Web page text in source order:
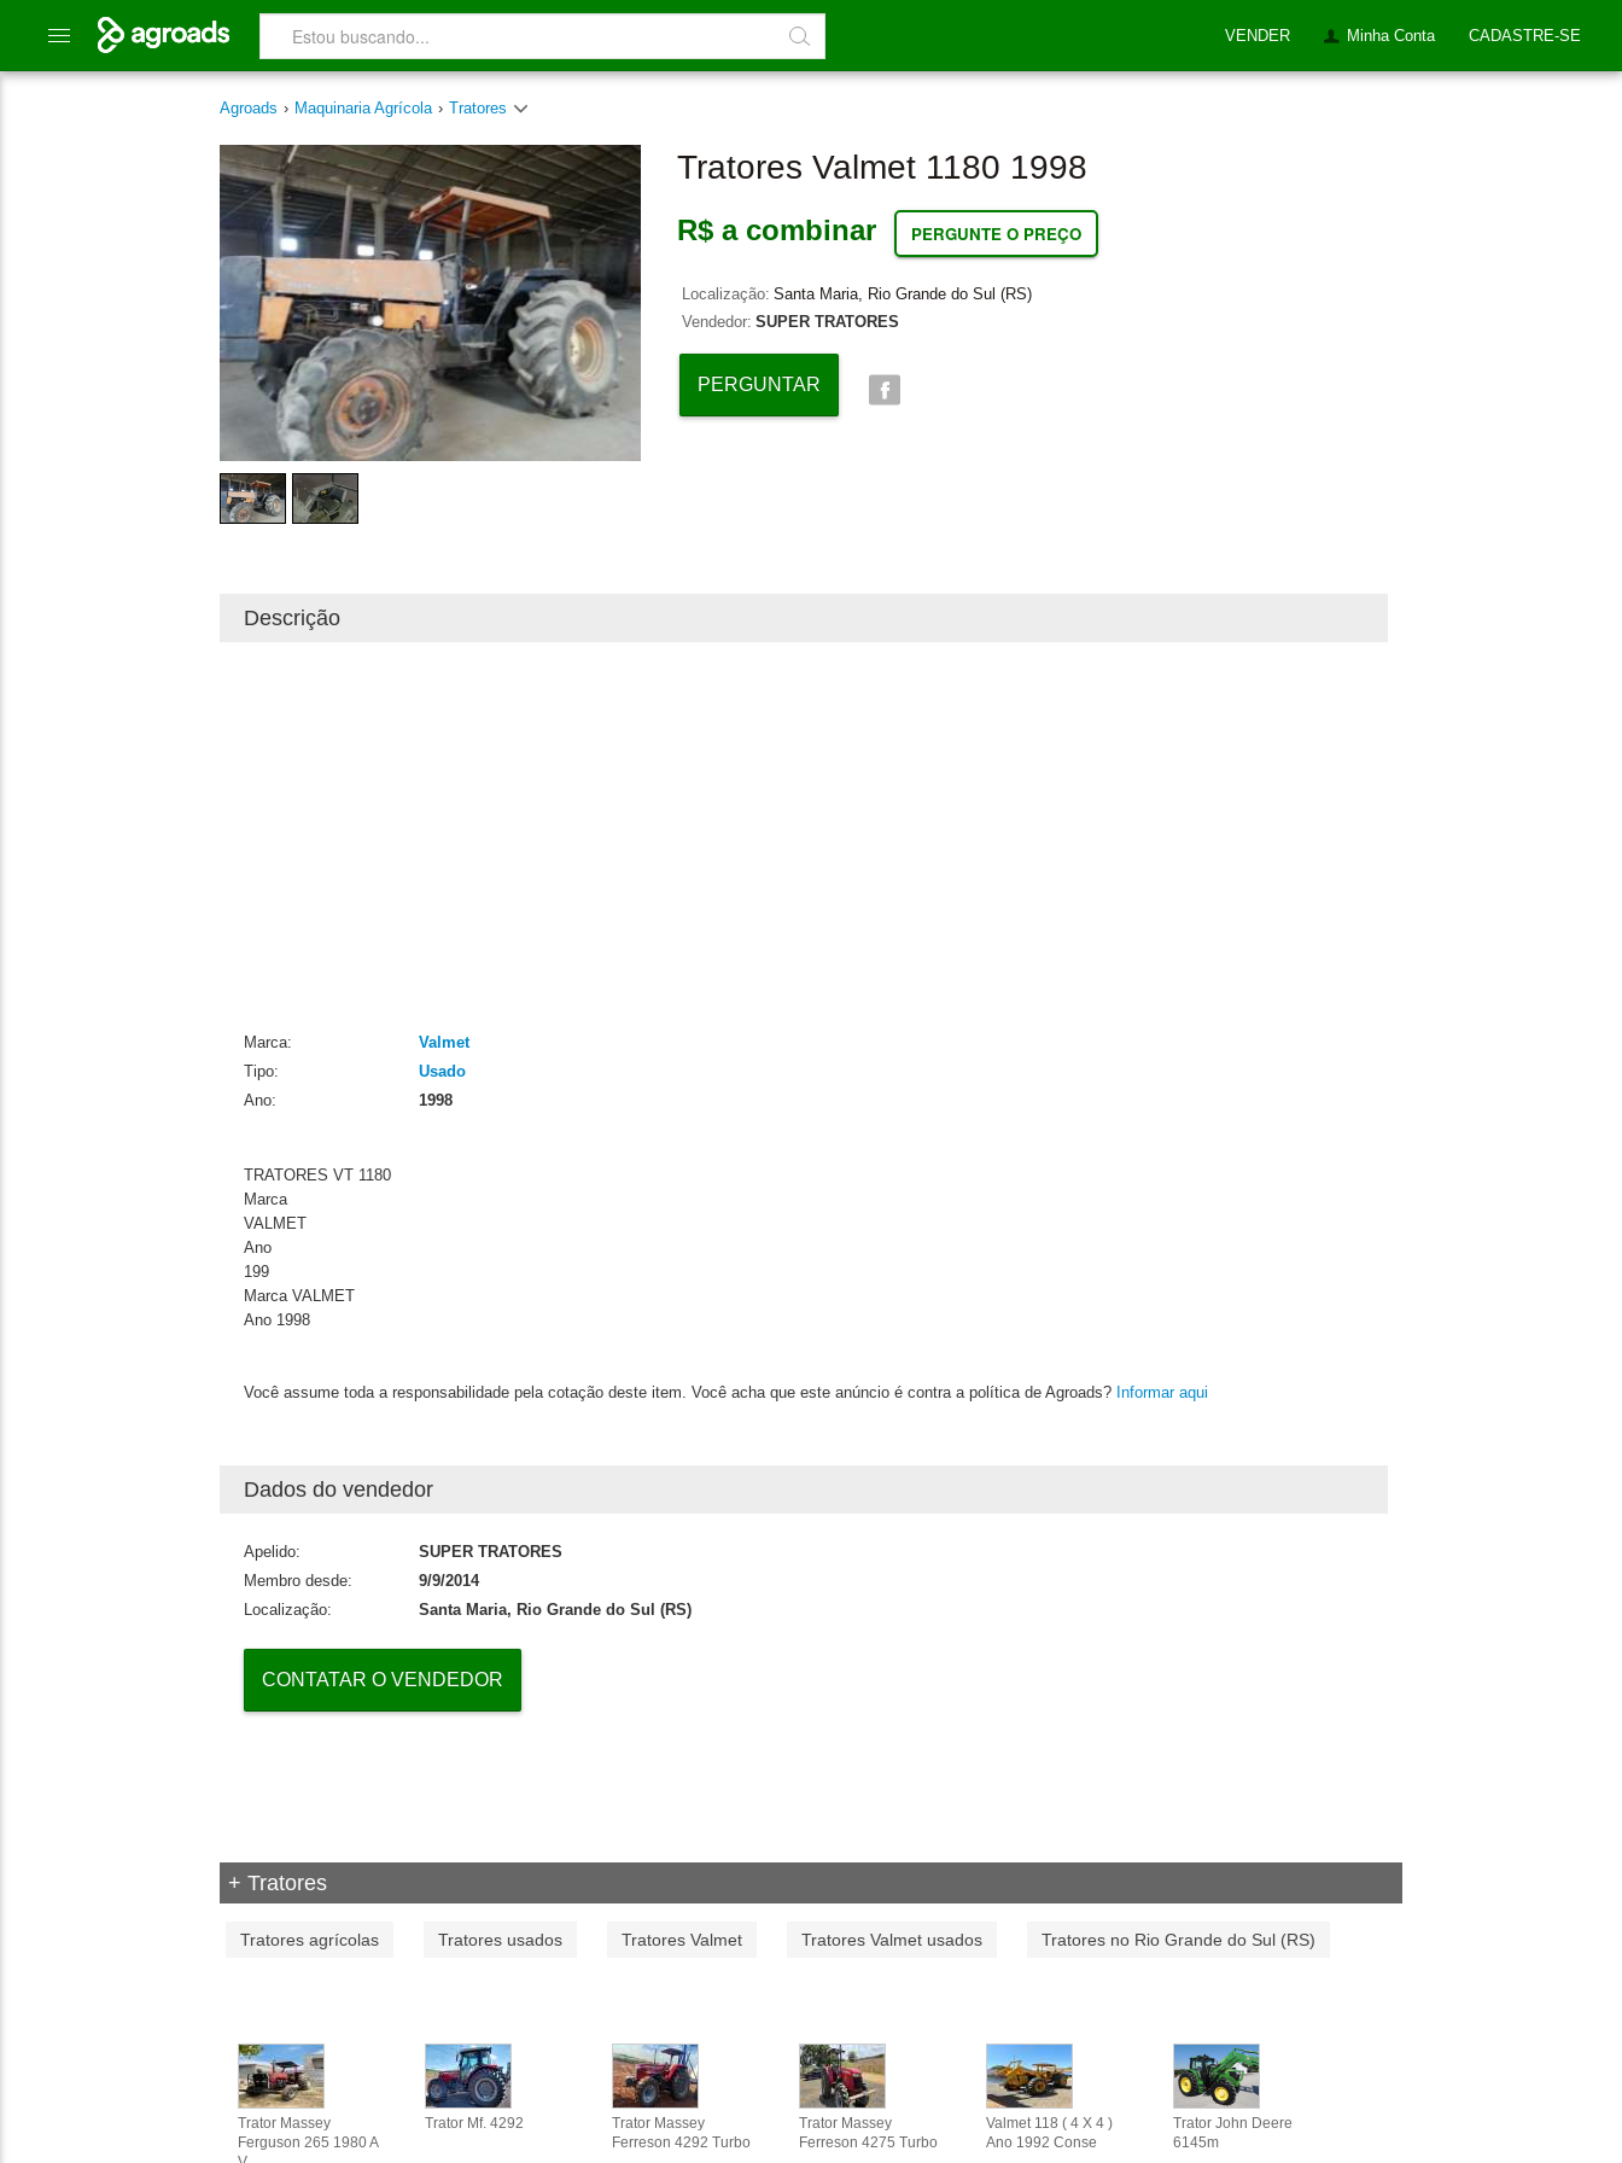
VENDER Minha Conta CADASTRE-SE
Agroads › Maquinaria Agrícola › Tratores
Tratores Valmet 1180 1998
R$ a combinar PERGUNTE O PREÇO
Localização: Santa Maria, Rio Grande do Sul (RS)
Vendedor: SUPER TRATORES
PERGUNTAR
Descrição
Marca:
Valmet
Tipo:
Usado
Ano:
1998
TRATORES VT 1180
Marca
VALMET
Ano
199
Marca VALMET
Ano 1998
Você assume toda a responsabilidade pela cotação deste item. Você acha que este anúncio é contra a política de Agroads? Informar aqui
Dados do vendedor
Apelido:
SUPER TRATORES
Membro desde:
9/9/2014
Localização:
Santa Maria, Rio Grande do Sul (RS)
CONTATAR O VENDEDOR
+ Tratores
Tratores agrícolas Tratores usados Tratores Valmet Tratores Valmet usados Tratores no Rio Grande do Sul (RS)
Trator Massey
Ferguson 265 1980 A
Trator Mf. 4292
Trator Massey
Ferreson 4292 Turbo
Trator Massey
Ferreson 4275 Turbo
Valmet 118 ( 4 X 4 )
Ano 1992 Conse
Trator John Deere
6145m